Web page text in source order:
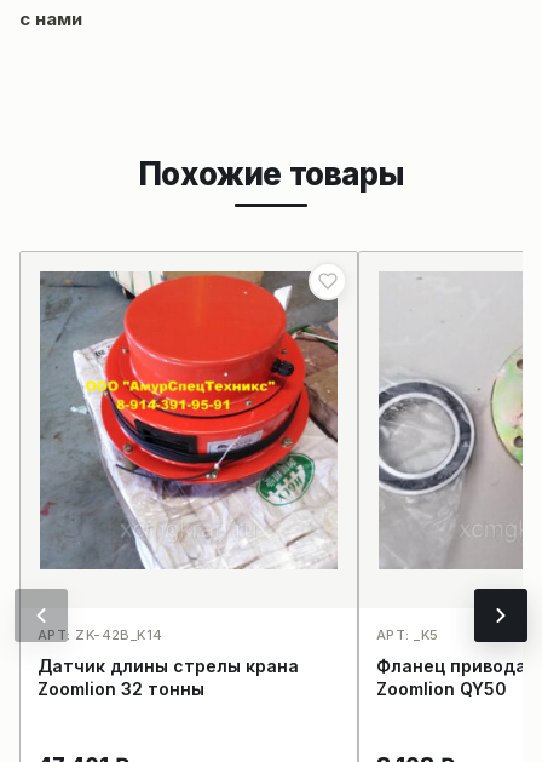
с нами
Похожие товары
АРТ: ZK-42B_K14
Датчик длины стрелы крана
Zoomlion 32 тонны
АРТ: _K5
Фланец привода
Zoomlion QY50